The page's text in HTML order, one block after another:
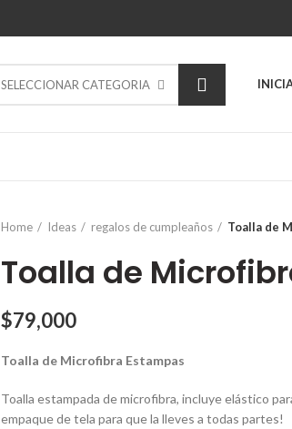
SELECCIONAR CATEGORIA
Home
Ideas regalos de cumpleaños Toalla de
Toalla de
$79,000
Toalla de Microfibra Estampas
Toalla estampada de microfibra, incluye elástico
empaque de tela para que la lleves a todas partes!